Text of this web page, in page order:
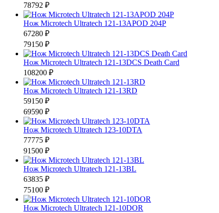
78792 ₽
Нож Microtech Ultratech 121-13APOD 204P
67280 ₽
79150 ₽
Нож Microtech Ultratech 121-13DCS Death Card
108200 ₽
Нож Microtech Ultratech 121-13RD
59150 ₽
69590 ₽
Нож Microtech Ultratech 123-10DTA
77775 ₽
91500 ₽
Нож Microtech Ultratech 121-13BL
63835 ₽
75100 ₽
Нож Microtech Ultratech 121-10DOR